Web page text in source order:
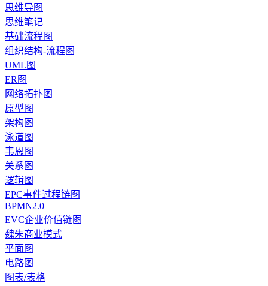
思维导图
思维笔记
基础流程图
组织结构-流程图
UML图
ER图
网络拓扑图
原型图
架构图
泳道图
韦恩图
关系图
逻辑图
EPC事件过程链图
BPMN2.0
EVC企业价值链图
魏朱商业模式
平面图
电路图
图表/表格